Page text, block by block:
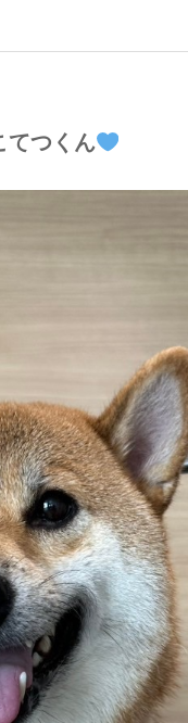
てつくん